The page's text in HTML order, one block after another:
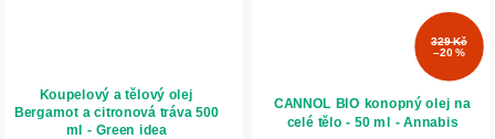
Koupelový a tělový olej
Bergamot a citronová tráva 500
ml - Green idea
329 Kč
–20 %
CANNOL BIO konopný olej na
celé tělo - 50 ml - Annabis